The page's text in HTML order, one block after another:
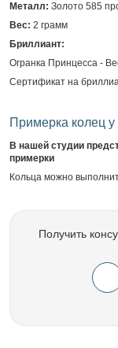
Металл: Золото 585
Вес: 2 грамм
Бриллиант:
Огранка Принцесса -
Сертификат на
Примерка колец у
В нашей студии
примерки
Кольца можно
Получить